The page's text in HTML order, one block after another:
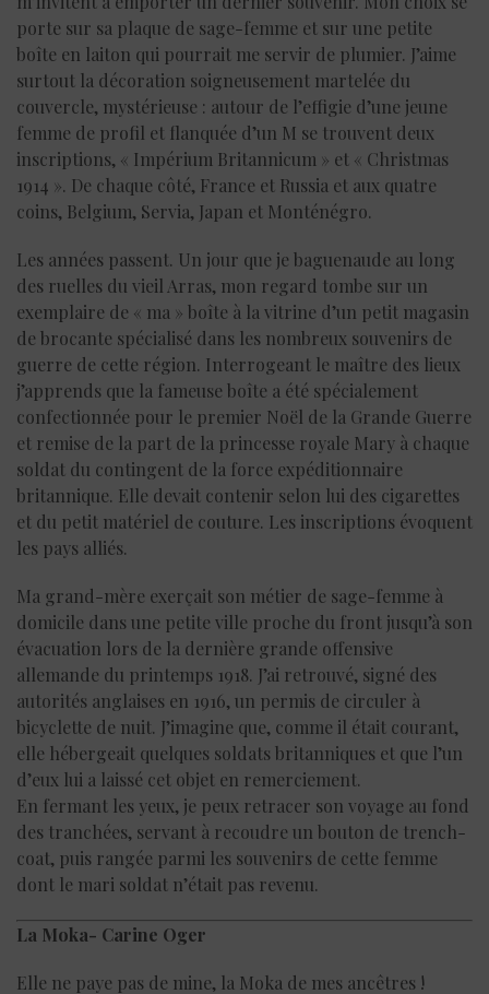
porte sur sa plaque de sage-femme et sur une petite
boîte en laiton qui pourrait me servir de plumier. J’aime
surtout la décoration soigneusement martelée du
couvercle, mystérieuse : autour de l’effigie d’une jeune
femme de profil et flanquée d’un M se trouvent deux
inscriptions, « Impérium Britannicum » et « Christmas
1914 ». De chaque côté, France et Russia et aux quatre
coins, Belgium, Servia, Japan et Monténégro.
Les années passent. Un jour que je baguenaude au long
des ruelles du vieil Arras, mon regard tombe sur un
exemplaire de « ma » boîte à la vitrine d’un petit magasin
de brocante spécialisé dans les nombreux souvenirs de
guerre de cette région. Interrogeant le maître des lieux
j’apprends que la fameuse boîte a été spécialement
confectionnée pour le premier Noël de la Grande Guerre
et remise de la part de la princesse royale Mary à chaque
soldat du contingent de la force expéditionnaire
britannique. Elle devait contenir selon lui des cigarettes
et du petit matériel de couture. Les inscriptions évoquent
les pays alliés.
Ma grand-mère exerçait son métier de sage-femme à
domicile dans une petite ville proche du front jusqu’à son
évacuation lors de la dernière grande offensive
allemande du printemps 1918. J’ai retrouvé, signé des
autorités anglaises en 1916, un permis de circuler à
bicyclette de nuit. J’imagine que, comme il était courant,
elle hébergeait quelques soldats britanniques et que l’un
d’eux lui a laissé cet objet en remerciement.
En fermant les yeux, je peux retracer son voyage au fond
des tranchées, servant à recoudre un bouton de trench-
coat, puis rangée parmi les souvenirs de cette femme
dont le mari soldat n’était pas revenu.
La Moka- Carine Oger
Elle ne paye pas de mine, la Moka de mes ancêtres !